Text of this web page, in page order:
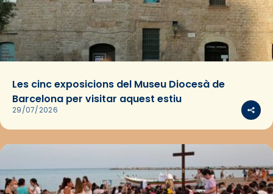
Les cinc exposicions del Museu Diocesà de
Barcelona per visitar aquest estiu
29/07/2026